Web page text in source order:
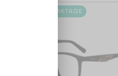
2-4 WERKTAGE